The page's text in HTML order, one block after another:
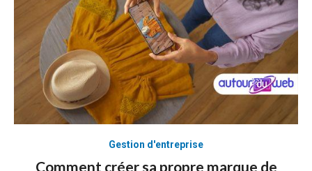
Gestion d'entreprise
Comment créer sa propre marque de